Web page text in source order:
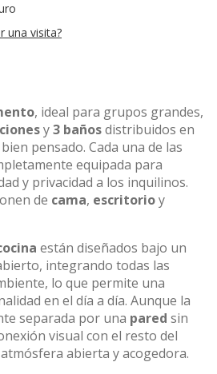
una visita?
, ideal para grupos grandes,
y3 bañosdistribuidos en
pensado. Cada una de las
equipada para
y privacidad a los inquilinos.
de cama, escritorioy
están diseñados bajo un
integrando todas las
lo que permite una
en el día a día. Aunque la
separada por una pared sin
visual con el resto del
abierta y acogedora.